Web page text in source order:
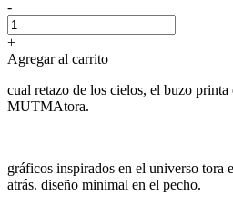
-
+
Agregar al carrito
cual retazo de los cielos, el buzo printa
MUTMAtora.
gráficos inspirados en el universo tora
atrás. diseño minimal en el pecho.